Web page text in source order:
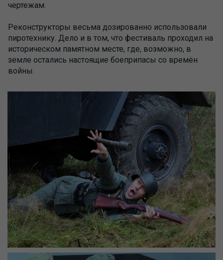
чертежам.
Реконструкторы весьма дозированно использовали
пиротехнику. Дело и в том, что фестиваль проходил на
историческом памятном месте, где, возможно, в
земле остались настоящие боеприпасы со времён
войны.